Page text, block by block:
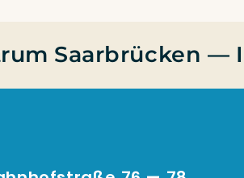
Saarbrücken —